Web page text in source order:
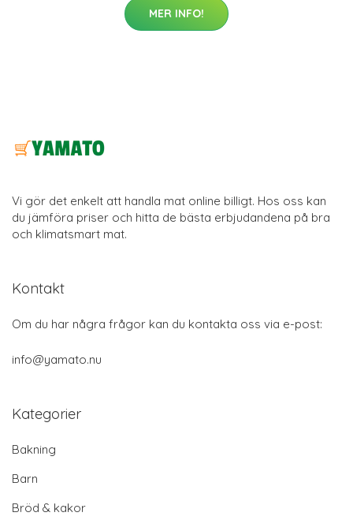
MER INFO!
Vi gör det enkelt att handla mat online billigt. Hos oss kan
du jämföra priser och hitta de bästa erbjudandena på bra
och klimatsmart mat.
Kontakt
Om du har några frågor kan du kontakta oss via e-post:
info@yamato.nu
Kategorier
Bakning
Barn
Bröd & kakor